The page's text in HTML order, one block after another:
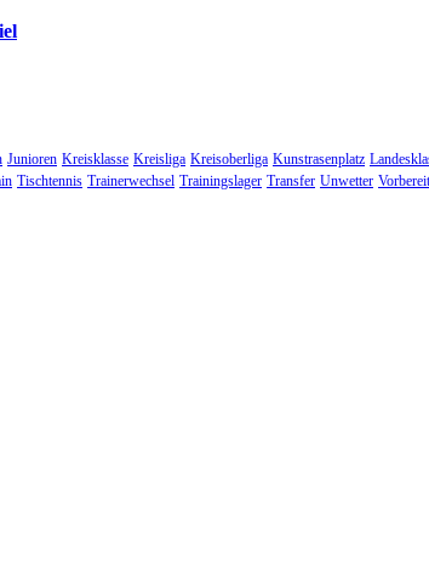
Junioren Kreisklasse Kreisliga Kreisoberliga Kunstrasenplatz
Tischtennis Trainerwechsel Trainingslager Transfer Unwetter